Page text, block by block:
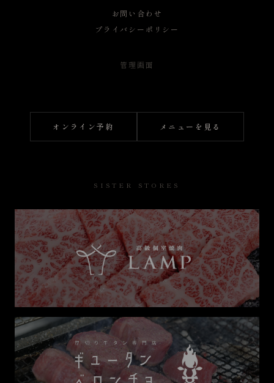
お問い合わせ
プライバシーポリシー
管理画面
オンライン予約 メニューを見る
SISTER STORES